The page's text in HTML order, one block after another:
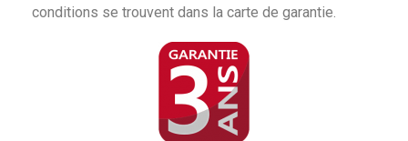
conditions se trouvent dans la carte de garantie.